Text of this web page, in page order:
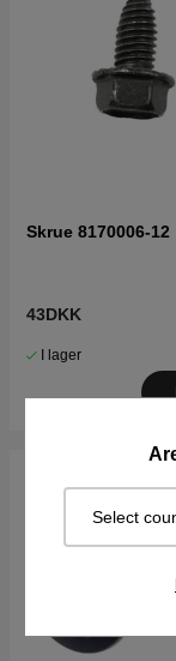
Select
Skrue 8170006-12
43DKK
I lager